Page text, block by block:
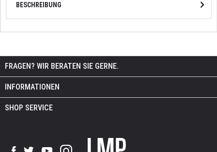
BESCHREIBUNG
FRAGEN? WIR BERATEN SIE GERNE.
INFORMATIONEN
SHOP SERVICE